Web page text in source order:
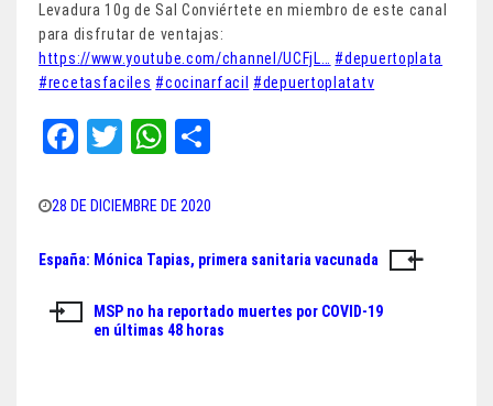
Levadura 10g de Sal Conviértete en miembro de este canal
para disfrutar de ventajas:
https://www.youtube.com/channel/UCFjL… #depuertoplata
#recetasfaciles #cocinarfacil #depuertoplatatv
Fa
bo
ok
T
tt
er
W
ts
A
pp
28 DE DICIEMBRE DE 2020
Navegación
de
España: Mónica Tapias, primera sanitaria vacunada
MSP no ha reportado muertes por COVID-19
en últimas 48 horas